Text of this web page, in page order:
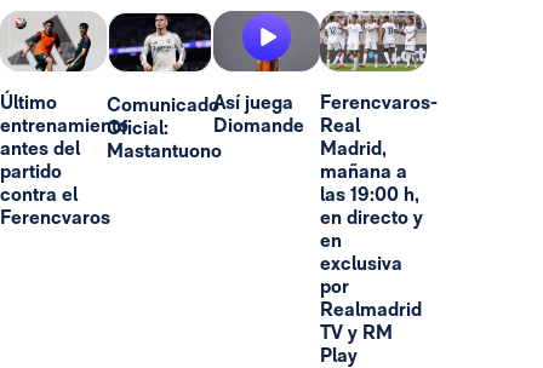
Último
entrenamiento
antes del
partido
contra el
Ferencvaros
Comunicado
Oficial:
Mastantuono
Así juega
Diomande
Ferencvaros-
Real
Madrid,
mañana a
las 19:00 h,
en directo y
en
exclusiva
por
Realmadrid
TV y RM
Play